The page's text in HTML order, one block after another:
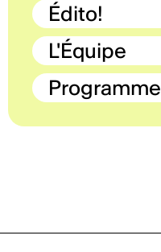
Édito!
L'Équipe
Programme